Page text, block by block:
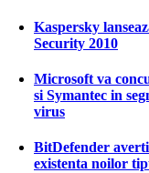
Kaspersky
Security 2010
Microsoft va
si Symantec in
virus
BitDefender
existenta noilor